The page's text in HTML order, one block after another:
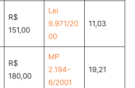
R$
151,00
Lei
9.971/20
00
11,03
R$
180,00
MP
2.194-
6/2001
19,21